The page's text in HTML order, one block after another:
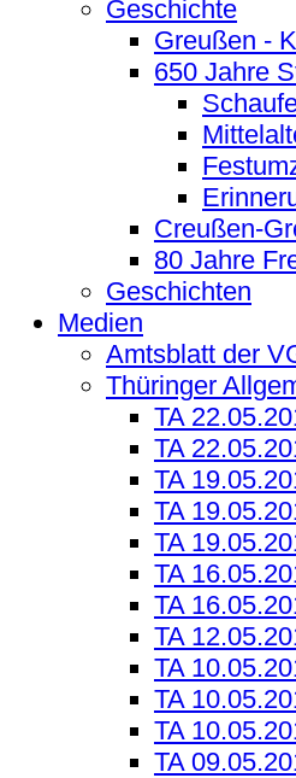
Geschichte
Greußen -
650 Jahre
Creußen-
80 Jahre
Geschichten
Medien
Amtsblatt der
Thüringer
TA
TA
TA
TA
TA
TA
TA
TA
TA
TA
TA
TA